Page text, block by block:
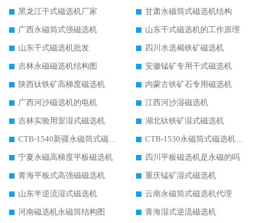
黑龙江干式磁选机厂家
甘肃永磁筒式磁选机结构
广西永磁筒式强磁选机
山东干式磁选机的工作原理
山东干式磁选机批发
四川水选褐铁矿磁选机
吉林永磁磁选机结构图
安徽锰矿专用干式磁选机
陕西钛铁矿高梯度磁选机
内蒙古铁矿石专用磁选机
广西河沙磁选机的电机
江西河沙湿磁选机
吉林实验用室湿式磁选机
湖北钛铁矿湿式磁选机
CTB-1540新疆永磁筒式磁选机
CTB-1530永磁筒式磁选机代理商
宁夏永磁高梯度平板磁选机
四川平板磁选机是永磁的吗
青海平板式高强磁磁选机
重庆锰矿湿式磁选机
山东半逆流湿式磁选机
云南永磁筒式磁选机代理
河南磁选机永磁筒结构图
青海湿式逆流磁选机